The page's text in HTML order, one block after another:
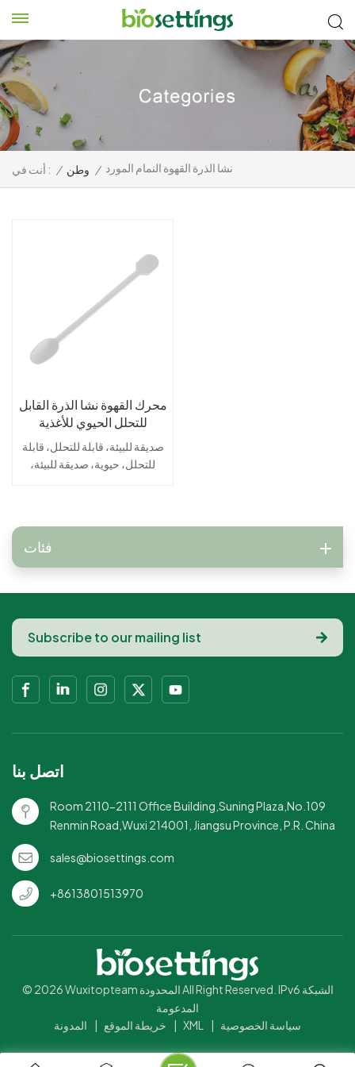
أنت في : / وطن / نشا الذرة القهوة النمام المورد
محرك القهوة نشا الذرة القابل
للتحلل الحيوي للأغذية
والحفلات
صديقة للبيئة، قابلة للتحلل، قابلة
للتحلل، حيوية، صديقة للبيئة،
المختلط، دقيق الذرة، أدوات
المائدة المصنوعة من
المائدة الخاصة بخدمة الطعام،
العبوات
فئات
اتصل بنا
Room 2110-2111 Office Building,Suning Plaza,No.109
Renmin Road,Wuxi 214001, Jiangsu Province, P.R. China
sales@biosettings.com
+8613801513970
© 2026 Wuxitopteam المحدودة All Right Reserved. IPv6 الشبكة
المدعومة
المدونة
خريطة الموقع XML سياسة الخصوصية